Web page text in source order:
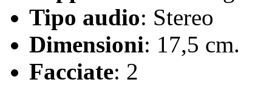
Tipo audio: Stereo
Dimensioni: 17,5 cm.
Facciate: 2